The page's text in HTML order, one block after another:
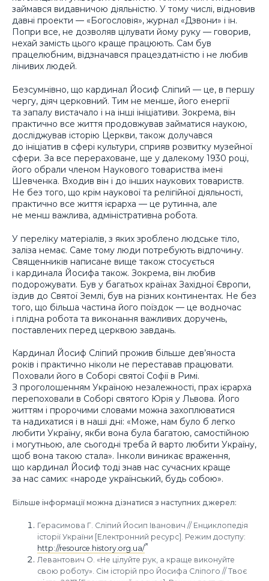
займався видавничою діяльністю. У тому числі, відновив
давні проекти — «Богословія», журнал «Дзвони» і ін.
Попри все, не дозволяв цілувати йому руку — говорив,
нехай замість цього краще працюють. Сам був
працелюбним, відзначався працездатністю і не любив
лінивих людей.
Безсумнівно, що кардинал Йосиф Сліпий — це, в першу
чергу, діяч церковний. Тим не менше, його енергії
та запалу вистачало і на інші ініціативи. Зокрема, він
практично все життя продовжував займатися наукою,
досліджував історію Церкви, також долучався
до ініціатив в сфері культури, сприяв розвитку музейної
сфери. За все перераховане, ще у далекому 1930 році,
його обрали членом Наукового товариства імені
Шевченка. Входив він і до інших наукових товариств.
Не без того, що крім наукової та релігійної діяльності,
практично все життя ієрарха — це рутинна, але
не менш важлива, адміністративна робота.
У переліку матеріалів, з яких зроблено людське тіло,
заліза немає. Саме тому люди потребують відпочину.
Священників написане вище також стосується
і кардинала Йосифа також. Зокрема, він любив
подорожувати. Був у багатьох країнах Західної Європи,
їздив до Святої Землі, був на різних континентах. Не без
того, що більша частина його поїздок — це водночас
і плідна робота та виконання важливих доручень,
поставлених перед церквою завдань.
Кардинал Йосиф Сліпий прожив більше дев’яноста
років і практично ніколи не переставав працювати.
Поховали його в Соборі святої Софії в Римі.
З проголошенням Україною незалежності, прах ієрарха
перепоховали в Соборі святого Юрія у Львова. Його
життям і пророчими словами можна захоплюватися
та надихатися і в наші дні: «Може, нам було б легко
любити Україну, якби вона була багатою, самостійною
і могутньою, але сьогодні треба й варто любити Україну,
щоб вона такою стала». Інколи виникає враження,
що кардинал Йосиф тоді знав нас сучасних краще
за нас самих: «народе український, будь собою».
Більше інформації можна дізнатися з наступних джерел:
Герасимова Г. Сліпий Йосип Іванович // Енциклопедія
історії України [Електронний ресурс]. Режим доступу:
http://resource.history.org.ua/
Левантович О. «Не цілуйте рук, а краще виконуйте
свою роботу». Сім історій про Йосифа Сліпого // Твоє